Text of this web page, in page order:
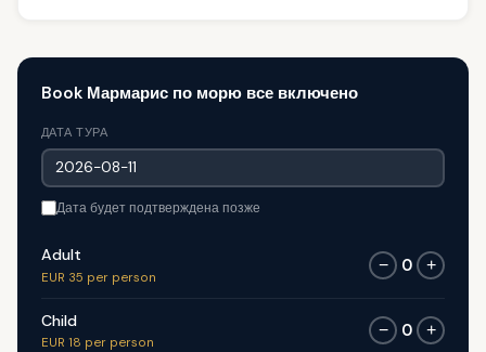
Book Мармарис по морю все включено
ДАТА ТУРА
Дата будет подтверждена позже
Adult
EUR 35 per person
− 0 +
Child
EUR 18 per person
− 0 +